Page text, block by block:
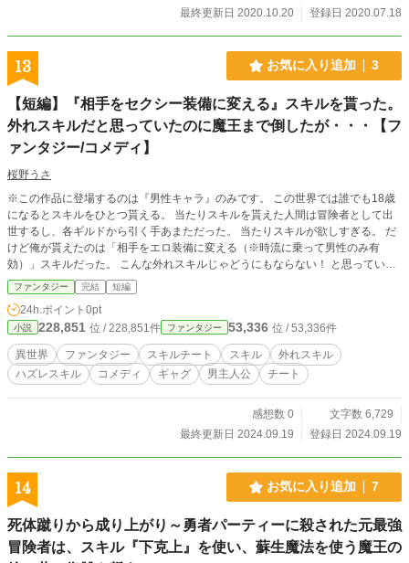
最終更新日 2020.10.20
登録日 2020.07.18
13 お気に入り追加 3
【短編】『相手をセクシー装備に変える』スキルを貰った。
外れスキルだと思っていたのに魔王まで倒したが・・・【フ
ァンタジー/コメディ】
桜野うさ
※この作品に登場するのは『男性キャラ』のみです。 この世界では誰でも18歳
になるとスキルをひとつ貰える。 当たりスキルを貰えた人間は冒険者として出
世するし、各ギルドから引く手あまただった。 当たりスキルが欲しすぎる。 だ
けど俺が貰えたのは「相手をエロ装備に変える（※時流に乗って男性のみ有
効）」スキルだった。 こんな外れスキルじゃどうにもならない！ と思っていた
のに、実は魔王すら倒せる超当たりスキルだったのだ。 魔王を倒し「不殺の勇
者」と呼ばれるようになった俺は、スローライフを送ろうとしていた。 しかし
そこに「エロ装備」のまったく効かない男が現れて邪魔をするのだ。 異世界フ
ァンタジー×外れスキル×チートのテンプレを「聞きかじりの知識のみ」で書い
た超意欲作。 女戦士のビキニアーマーにインナーが追加されたことから話を膨
らませていたり、していなかったり。 この小説に性描写はないつもりなのでR指
定は無しにしていますが、問題があれば追加します。
ファンタジー 完結 短編
24h.ポイント 0pt
小説 228,851 位 / 228,851件 ファンタジー 53,336 位 / 53,336件
異世界 ファンタジー スキルチート スキル
外れスキル
ハズレスキル
コメディ ギャグ 男主人公 チート
感想数 0
文字数 6,729
最終更新日 2024.09.19
登録日 2024.09.19
14 お気に入り追加 7
死体蹴りから成り上がり～勇者パーティーに殺された元最強
冒険者は、スキル『下克上』を使い、蘇生魔法を使う魔王の